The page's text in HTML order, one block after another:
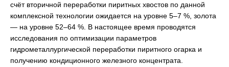
счёт вторичной переработки пиритных хвостов по данной
комплексной технологии ожидается на уровне 5–7 %, золота
— на уровне 52–64 %. В настоящее время проводятся
исследования по оптимизации параметров
гидрометаллургической переработки пиритного огарка и
получению кондиционного железного концентрата.